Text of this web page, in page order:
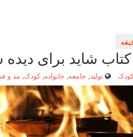
شاید برای
تولید, جامعه, خانواده, کودک, مد و